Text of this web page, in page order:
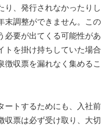
り、発行されなかったりし
末調整ができません。この
必要が出てくる可能性があ
トを掛け持ちしていた場合
徴収票を漏れなく集めるこ
ートするためにも、入社前
収票は必ず受け取り、大切